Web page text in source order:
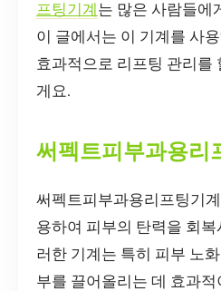
프팅기계 는 많은 사람들에
이 글에서는 이 기계를 사
효과적으로 리프팅 관리를
게요.
써펙트피부과용리
써펙트피부과용리프팅기
용하여 피부의 탄력을 회
러한 기계는 특히 피부 노
부를 끌어올리는 데 효과